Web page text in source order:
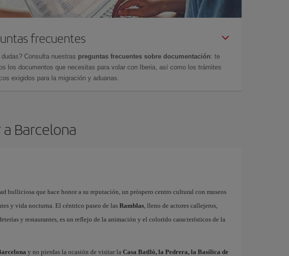
frecuentes
Consulta nuestras preguntas frecuentes sobre documentación: te
los documentos que necesitas para volar con Iberia, así como los trámites
exigidos para la migración y aduanas.
Barcelona
bulliciosa que hace honor a su reputación, un próspero centro cultural con museos
y vida nocturna. El céntrico paseo de lasRamblas, lleno de actores callejeros,
y restaurantes, es un reflejo de la animación y el colorido característicos de la
y no pierdas la ocasión de visitar la Casa Batlló, la Pedrera, la Basílica de